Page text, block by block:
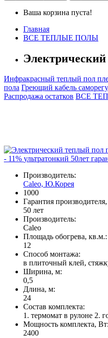
Ваша корзина пуста!
Главная
ВСЕ ТЕПЛЫЕ ПОЛЫ
Инфракрасный теплый пол
пола Греющий кабель
Распродажа остатков ВСЕ
- 11% ультратонкий 50лет
Производитель:
Caleo, Ю.Корея
1000
Гарантия производителя,
50 лет
Производитель:
Caleo
Площадь обогрева, кв.м.:
12
Способ монтажа:
в плиточный клей,
Ширина, м:
0,5
Длина, м:
24
Состав комплекта:
1. термомат в рулоне 2.
Мощность комплекта, Вт:
2400